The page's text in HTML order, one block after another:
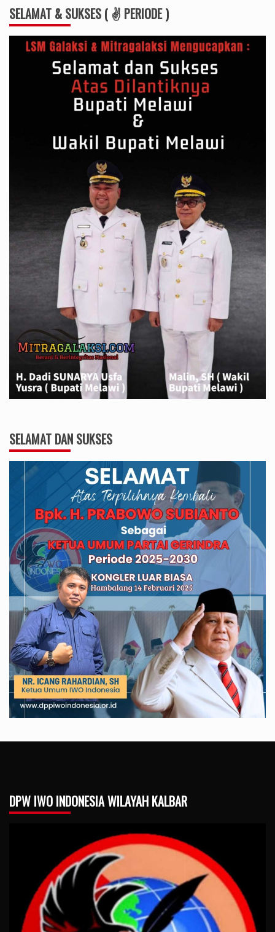
SELAMAT & SUKSES ( ✌ PERIODE )
SELAMAT DAN SUKSES
DPW IWO INDONESIA WILAYAH KALBAR